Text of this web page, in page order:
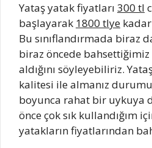
Yataş yatak fiyatları 300 tl
başlayarak 1800 tlye
Bu sınıflandırmada biraz
biraz öncede bahsettiğimiz
aldığını söyleyebiliriz.
kalitesi ile almanız
boyunca rahat bir uykuya
önce çok sık kullandığım
yatakların fiyatlarından